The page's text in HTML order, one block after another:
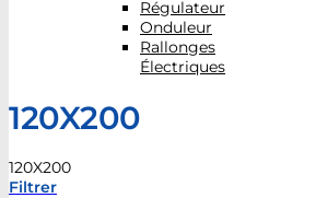
Régulateur
Onduleur
Rallonges
Électriques
120X200
120X200
Filtrer